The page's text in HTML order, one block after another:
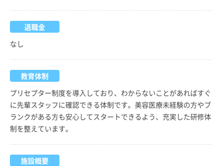
退職金
なし
教育体制
プリセプター制度を導入しており、わからないことがあればすぐ
に先輩スタッフに確認できる体制です。美容医療未経験の方やブ
ランクがある方も安心してスタートできるよう、充実した研修体
制を整えています。
施設概要